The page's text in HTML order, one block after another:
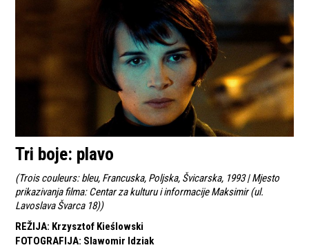
Tri boje: plavo
(Trois couleurs: bleu, Francuska, Poljska, Švicarska, 1993 | Mjesto
prikazivanja filma: Centar za kulturu i informacije Maksimir (ul.
Lavoslava Švarca 18))
REŽIJA: Krzysztof Kieślowski
FOTOGRAFIJA: Slawomir Idziak